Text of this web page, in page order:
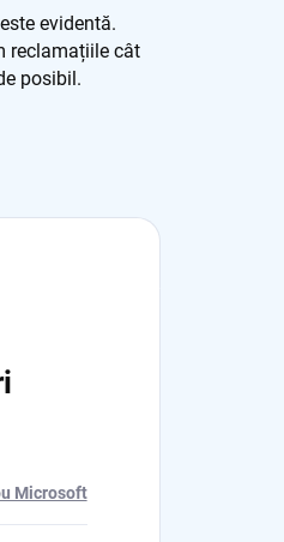
evidentă.
reclamațiile cât
posibil.
Microsoft